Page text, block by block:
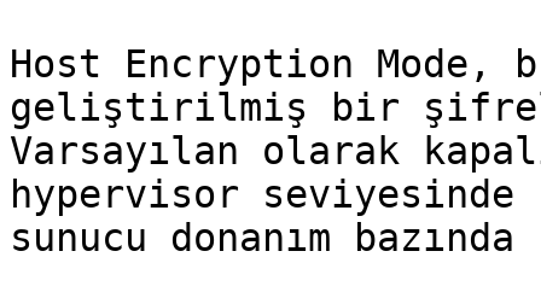
Host Encryption
geliştirilmiş bir
Varsayılan olarak
hypervisor
sunucu donanım